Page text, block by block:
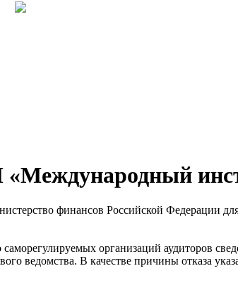
финансов Российской Федерации
организаций аудиторов
ведомства. В качестве причины отказа